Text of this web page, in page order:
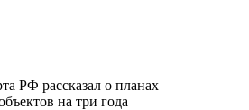
РФ рассказал о планах
на три года